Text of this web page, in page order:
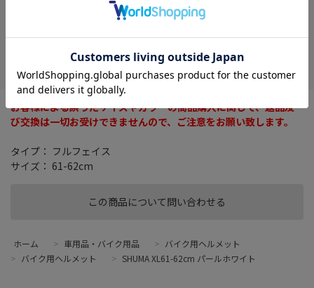
この商品について問い合わせる
お客様による誤ったサイズやカラーの商品購入に関して、返品及
び交換は一切お受けできませんので、ご注意をお願い致します。
タイプ： フルフェイス
サイズ： 61-62cm
ホーム > 車用品・バイク用品 > バイク用ヘルメット
> バイク用ヘルメット > SHUMA XL61-62cm パールホワイト